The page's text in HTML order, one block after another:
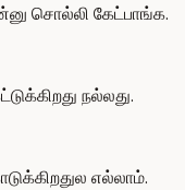
சொல்லி கேட்பாங்க.
நல்லது.
எல்லாம்.